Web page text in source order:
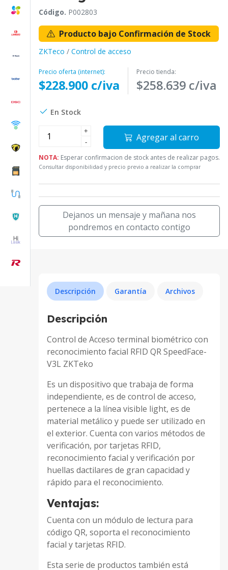
Código. P002803
Producto bajo Confirmación de Stock
ZKTeco / Control de acceso
Precio oferta (internet):
$228.900 c/iva
Precio tienda:
$258.639 c/iva
En Stock
+
-
Agregar al carro
NOTA: Esperar confirmacion de stock antes de realizar pagos.
Consultar disponibilidad y precio previo a realizar la comprar
Dejanos un mensaje y mañana nos
pondremos en contacto contigo
Descripción Garantía Archivos
Descripción
Control de Acceso terminal biométrico con
reconocimiento facial RFID QR SpeedFace-
V3L ZKTeko
Es un dispositivo que trabaja de forma
independiente, es de control de acceso,
pertenece a la línea visible light, es de
material metálico y puede ser utilizado en
el exterior. Cuenta con varios métodos de
verificación, por tarjetas RFID,
reconocimiento facial y verificación por
huellas dactilares de gran capacidad y
rápido para el reconocimiento.
Ventajas:
Cuenta con un módulo de lectura para
código QR, soporta el reconocimiento
facial y tarjetas RFID.
Esta serie de productos también está